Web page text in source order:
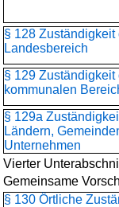
§ 128
Landesbereich
§ 129
kommunalen
§ 129a
Ländern,
Unternehmen
Vierter
Gemeinsame
§ 130 Örtliche